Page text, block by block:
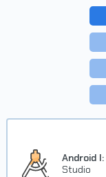
Android I:
Studio